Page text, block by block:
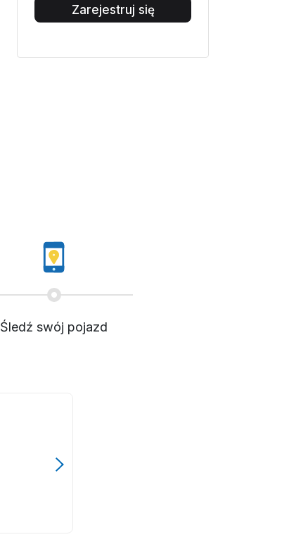
Zarejestruj się
Śledź swój pojazd